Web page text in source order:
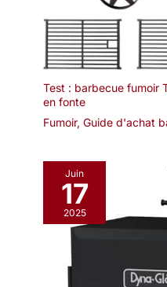
Test : barbecue fumoir
en fonte
Fumoir, Guide d'achat
Juin
17
2025